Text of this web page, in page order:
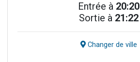
Entrée à 20:20
Sortie à 21:22
Changer de ville